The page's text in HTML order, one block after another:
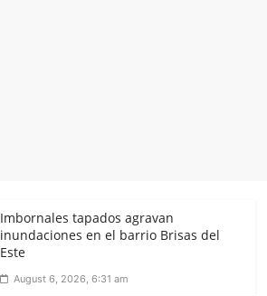
Imbornales tapados agravan
inundaciones en el barrio Brisas del
Este
August 6, 2026, 6:31 am